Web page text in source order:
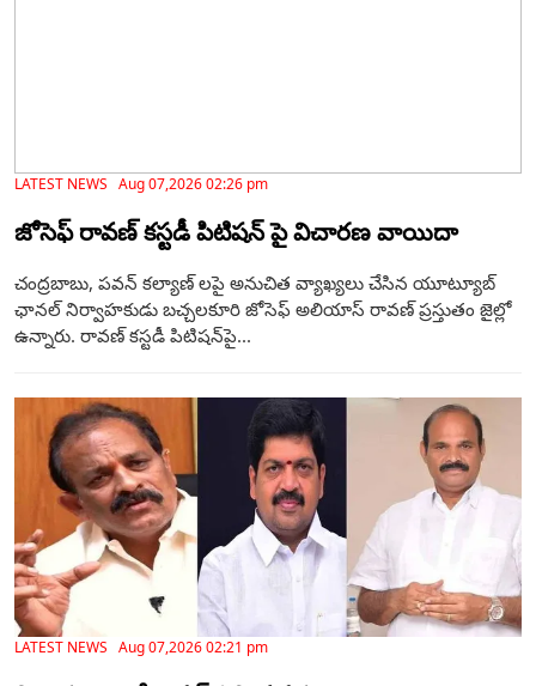
LATEST NEWS Aug 07,2026 02:26 pm
జోసెఫ్ రావణ్ కస్టడీ పిటిషన్ పై విచారణ వాయిదా
చంద్రబాబు, పవన్ కల్యాణ్ లపై అనుచిత వ్యాఖ్యలు చేసిన యూట్యూబ్
ఛానల్ నిర్వాహకుడు బచ్చలకూరి జోసెఫ్ అలియాస్ రావణ్ ప్రస్తుతం జైల్లో
ఉన్నారు. రావణ్ కస్టడీ పిటిషన్‌పై...
LATEST NEWS Aug 07,2026 02:21 pm